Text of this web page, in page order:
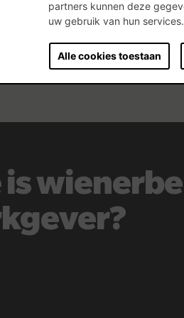
partners kunnen deze
uw gebruik van hun services.
Alle cookies toestaan
is